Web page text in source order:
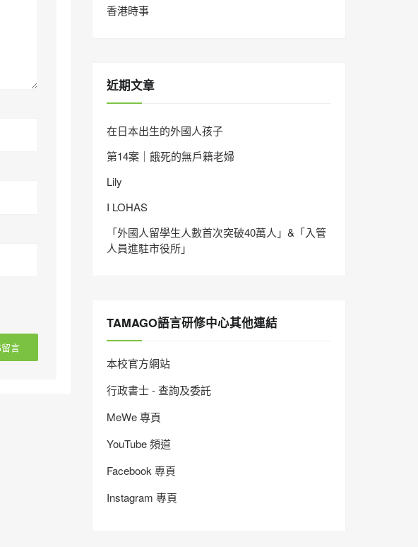
香港時事
近期文章
在日本出生的外國人孩子
第14案｜餓死的無戶籍老婦
Lily
I LOHAS
「外國人留學生人數首次突破40萬人」&「入管
人員進駐市役所」
TAMAGO語言研修中心其他連結
本校官方網站
行政書士 - 查詢及委託
MeWe 專頁
YouTube 頻道
Facebook 專頁
Instagram 專頁